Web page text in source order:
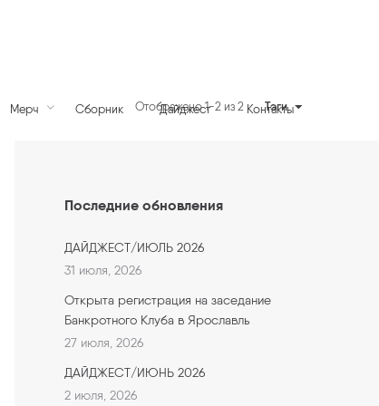
Мерч Сборник Дайджест Контакты
Отображено 1-2 из 2 Тэги
Последние обновления
ДАЙДЖЕСТ/ИЮЛЬ 2026
31 июля, 2026
Открыта регистрация на заседание
Банкротного Клуба в Ярославль
27 июля, 2026
ДАЙДЖЕСТ/ИЮНЬ 2026
2 июля, 2026